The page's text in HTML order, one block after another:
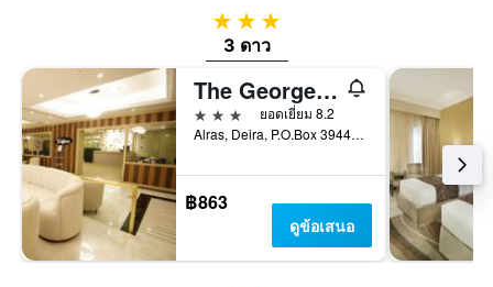
3 ดาว
3 ดาว
The George Hotel by Saffron Dubai Creek
3 ดาว
ยอดเยี่ยม 8.2
Alras, Deira, P.O.Box 3944, Deira, ดูไบ, สหรัฐอาหรับเอมิเรตส์
฿863
ดูข้อเสนอ